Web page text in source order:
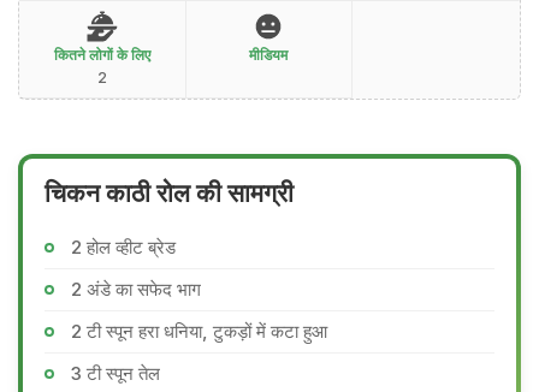
कितने लोगों के लिए
2
मीडियम
चिकन काठी रोल की सामग्री
2 होल व्हीट ब्रेड
2 अंडे का सफेद भाग
2 टी स्पून हरा धनिया, टुकड़ों में कटा हुआ
3 टी स्पून तेल